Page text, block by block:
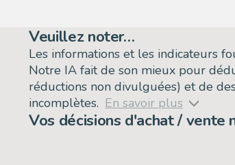
Veuillez noter…
Les informations et les indicateurs
Notre IA fait de son mieux pour
réductions non divulguées) et de
incomplètes. En savoir plus
Vos décisions d'achat / vente